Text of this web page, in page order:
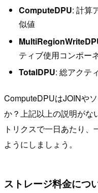
ComputeDPU: 計算
似値
ティブ使用コンポー
TotalDPU: 総アクテ
ComputeDPUはJOINや
か？上記以上の説明がな
トリクスで一日あたり
ようにしましょう。
ストレージ料金につ